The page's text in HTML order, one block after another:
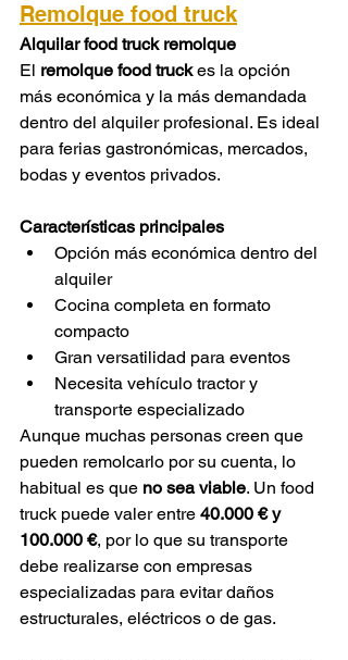
Remolque food truck
Alquilar food truck remolque
El remolque food truck es la opción
más económica y la más demandada
dentro del alquiler profesional. Es ideal
para ferias gastronómicas, mercados,
bodas y eventos privados.
Características principales
Opción más económica dentro del
alquiler
Cocina completa en formato
compacto
Gran versatilidad para eventos
Necesita vehículo tractor y
transporte especializado
Aunque muchas personas creen que
pueden remolcarlo por su cuenta, lo
habitual es que no sea viable. Un food
truck puede valer entre 40.000 € y
100.000 €, por lo que su transporte
debe realizarse con empresas
especializadas para evitar daños
estructurales, eléctricos o de gas.